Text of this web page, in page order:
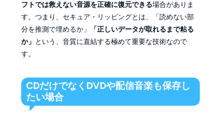
フトでは救えない音源を正確に復元できる場合がありま
す。つまり、セキュア・リッピングとは、「読めない部
分を推測で埋めるか」
「正しいデータが取れるまで粘る
か」 という、音質に直結する極めて重要な技術なので
す。
CDだけでなくDVDや配信音楽も保存し
たい場合